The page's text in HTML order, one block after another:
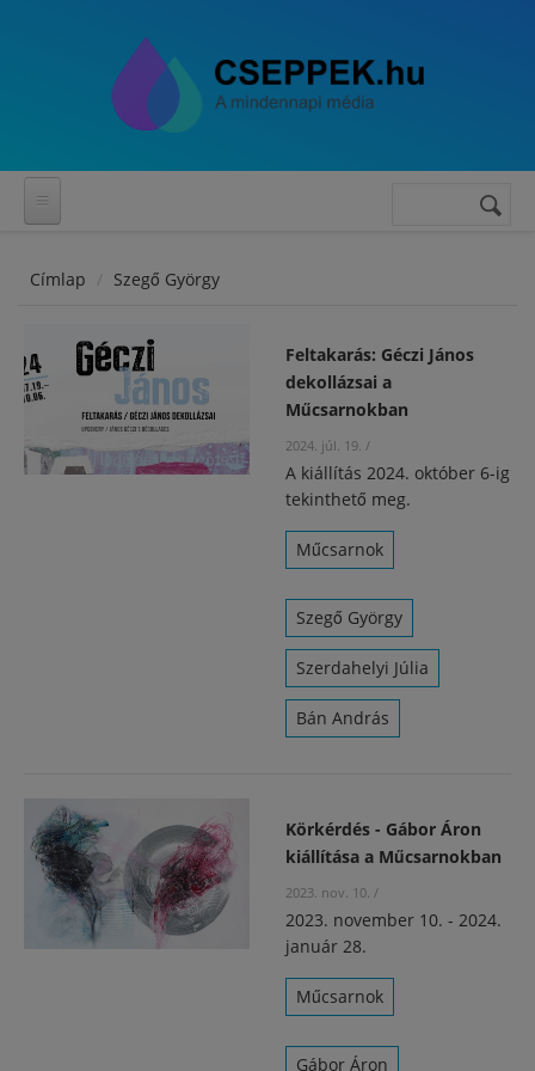
Keresés
Címlap Szegő György
Feltakarás: Géczi János
dekollázsai a
Műcsarnokban
2024. júl. 19. /
A kiállítás 2024. október 6-ig
tekinthető meg.
Műcsarnok
Szegő György
Szerdahelyi Júlia
Bán András
Körkérdés - Gábor Áron
kiállítása a Műcsarnokban
2023. nov. 10. /
2023. november 10. - 2024.
január 28.
Műcsarnok
Gábor Áron